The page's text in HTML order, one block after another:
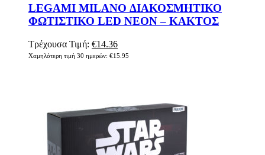
LEGAMI MILANO ΔΙΑΚΟΣΜΗΤΙΚΟ
ΦΩΤΙΣΤΙΚΟ LED NEON – ΚΑΚΤΟΣ
Τρέχουσα Τιμή: Original
price
€14.36Η
τρέχουσα
Χαμηλότερη τιμή 30 ημερών: €15.95